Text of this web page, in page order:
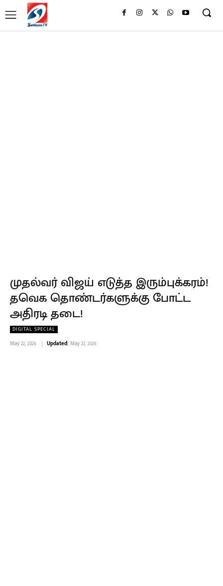
முதல்வர் விஜய் எடுத்த இரும்புக்கரம்!
தவெக தொண்டர்களுக்கு போட்ட
அதிரடி தடை!
DIGITAL SPECIAL
May 22, 2026 Updated: May 22, 2026